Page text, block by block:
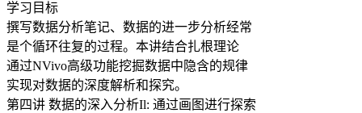
学习目标
撰写数据分析笔记、数据的进一步分析经常
是个循环往复的过程。本讲结合扎根理论
通过NVivo高级功能挖掘数据中隐含的规律
实现对数据的深度解析和探究。
第四讲 数据的深入分析Il: 通过画图进行探索